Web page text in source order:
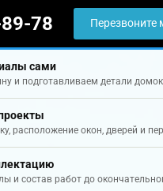
78 Перезвоните
сами
и подготавливаем детали
расположение окон, дверей и
и состав работ до